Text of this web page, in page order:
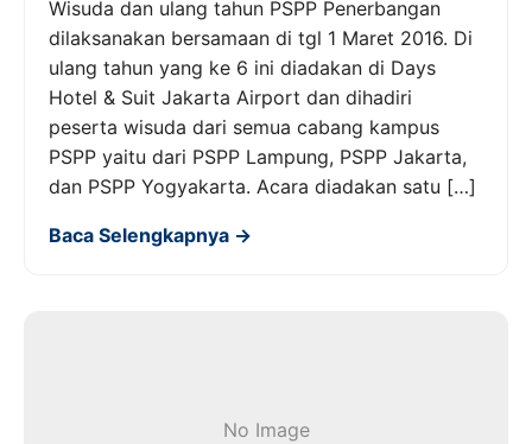
Wisuda dan ulang tahun PSPP Penerbangan
dilaksanakan bersamaan di tgl 1 Maret 2016. Di
ulang tahun yang ke 6 ini diadakan di Days
Hotel & Suit Jakarta Airport dan dihadiri
peserta wisuda dari semua cabang kampus
PSPP yaitu dari PSPP Lampung, PSPP Jakarta,
dan PSPP Yogyakarta. Acara diadakan satu […]
Baca Selengkapnya →
No Image